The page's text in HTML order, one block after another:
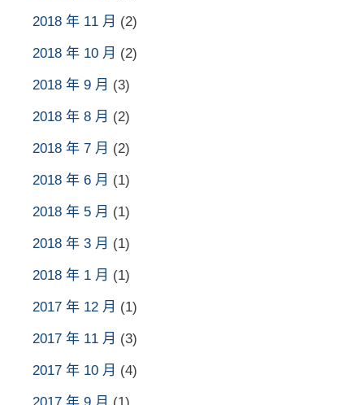
2018 年 11 月 (2)
2018 年 10 月 (2)
2018 年 9 月 (3)
2018 年 8 月 (2)
2018 年 7 月 (2)
2018 年 6 月 (1)
2018 年 5 月 (1)
2018 年 3 月 (1)
2018 年 1 月 (1)
2017 年 12 月 (1)
2017 年 11 月 (3)
2017 年 10 月 (4)
2017 年 9 月 (1)